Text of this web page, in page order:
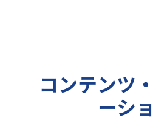
コンテンツ
ーシ